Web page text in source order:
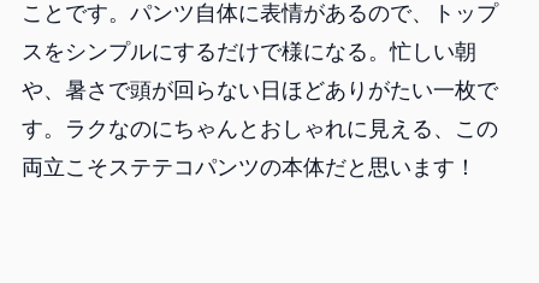
ことです。パンツ自体に表情があるので、トップ
スをシンプルにするだけで様になる。忙しい朝
や、暑さで頭が回らない日ほどありがたい一枚で
す。ラクなのにちゃんとおしゃれに見える、この
両立こそステテコパンツの本体だと思います！